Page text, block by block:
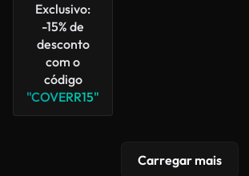
Exclusivo:
-15% de
desconto
com o
código
"COVERR15"
Carregar mais